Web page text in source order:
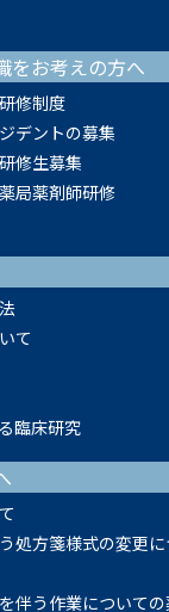
をお考えの方へ
修制度
デントの募集
修生募集
局薬剤師研修
て
臨床研究
処方箋様式の変更に
伴う作業について